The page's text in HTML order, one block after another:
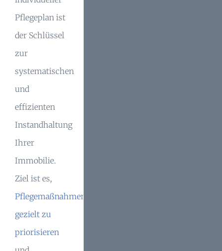
Pflegeplan ist
der Schlüssel
zur
systematischen
und
effizienten
Instandhaltung
Ihrer
Immobilie.
Ziel ist es,
Pflegemaßnahmen
gezielt zu
priorisieren